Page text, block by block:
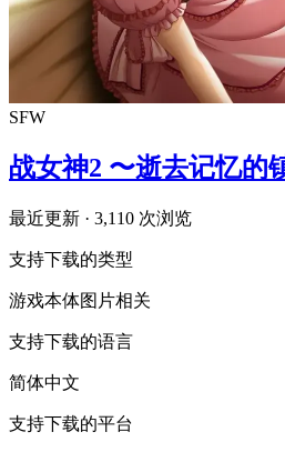
SFW
战女神2 〜逝去记忆的
最近更新 · 3,110 次浏览
支持下载的类型
游戏本体图片相关
支持下载的语言
简体中文
支持下载的平台